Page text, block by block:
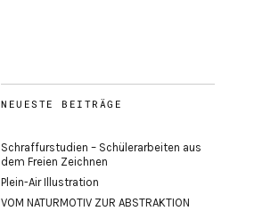
NEUESTE BEITRÄGE
Schraffurstudien – Schülerarbeiten aus
dem Freien Zeichnen
Plein-Air Illustration
VOM NATURMOTIV ZUR ABSTRAKTION